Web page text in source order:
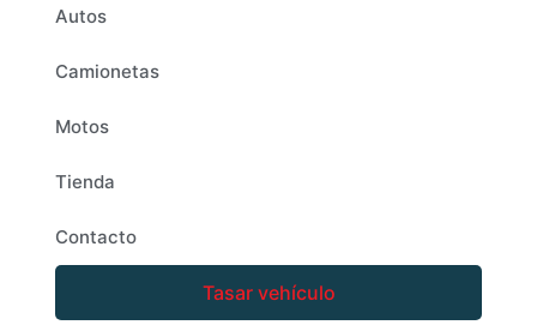
Autos
Camionetas
Motos
Tienda
Contacto
Tasar vehículo